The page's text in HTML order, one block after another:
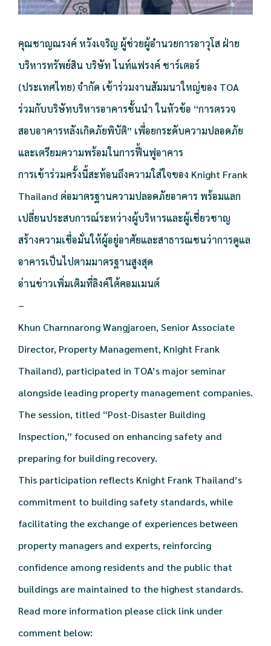
คุณชาญณรงค์ หวังเจริญ ผู้ช่วยผู้อำนวยการอาวุโส ฝ่าย
บริหารทรัพย์สิน บริษัท ไนท์แฟรงค์ ชาร์เตอร์
(ประเทศไทย) จำกัด เข้าร่วมงานสัมมนาใหญ่ของ TOA
ร่วมกับบริษัทบริหารอาคารชั้นนำ ในหัวข้อ “การตรวจ
สอบอาคารหลังเกิดภัยพิบัติ” เพื่อยกระดับความปลอดภัย
และเตรียมความพร้อมในการฟื้นฟูอาคาร
การเข้าร่วมครั้งนี้สะท้อนถึงความใส่ใจของ Knight Frank
Thailand ต่อมาตรฐานความปลอดภัยอาคาร พร้อมแลก
เปลี่ยนประสบการณ์ระหว่างผู้บริหารและผู้เชี่ยวชาญ
สร้างความเชื่อมั่นให้ผู้อยู่อาศัยและสาธารณชนว่าการดูแล
อาคารเป็นไปตามมาตรฐานสูงสุด
อ่านข่าวเพิ่มเติมที่ลิงค์ใต้คอมเมนต์
–
Khun Charnnarong Wangjaroen, Senior Associate
Director, Property Management, Knight Frank
Thailand), participated in TOA’s major seminar
alongside leading property management companies.
The session, titled “Post-Disaster Building
Inspection,” focused on enhancing safety and
preparing for building recovery.
This participation reflects Knight Frank Thailand’s
commitment to building safety standards, while
facilitating the exchange of experiences between
property managers and experts, reinforcing
confidence among residents and the public that
buildings are maintained to the highest standards.
Read more information please click link under
comment below: